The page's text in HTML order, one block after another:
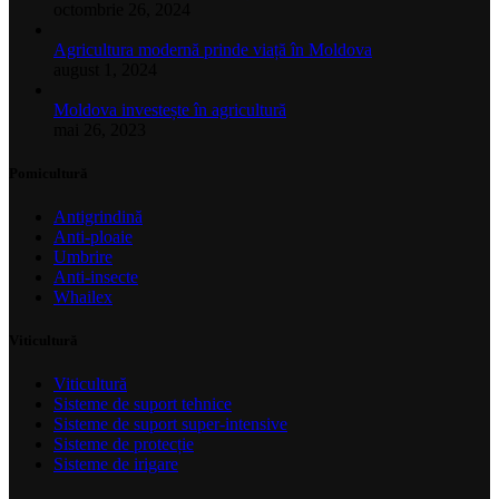
Agricultura modernă prinde viață în Moldova
Moldova investește în agricultură
Antigrindină
Anti-ploaie
Umbrire
Anti-insecte
Whailex
Viticultură
Sisteme de suport tehnice
Sisteme de suport super-intensive
Sisteme de protecție
Sisteme de irigare